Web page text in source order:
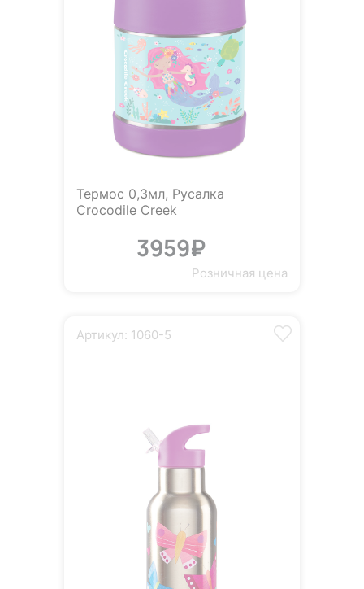
Термос 0,3мл, Русалка
Crocodile Creek
3959₽
Розничная цена
Артикул: 1060-5